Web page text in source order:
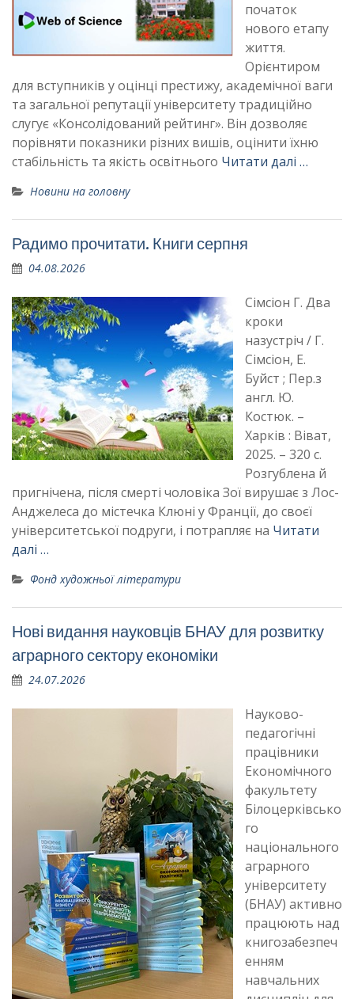
початок
нового етапу
життя.
Орієнтиром
для вступників у оцінці престижу, академічної ваги
та загальної репутації університету традиційно
слугує «Консолідований рейтинг». Він дозволяє
порівняти показники різних вишів, оцінити їхню
стабільність та якість освітнього Читати далі …
Новини на головну
Радимо прочитати. Книги серпня
04.08.2026
Сімсіон Г. Два
кроки
назустріч / Г.
Сімсіон, Е.
Буйст ; Пер.з
англ. Ю.
Костюк. –
Харків : Віват,
2025. – 320 с.
Розгублена й
пригнічена, після смерті чоловіка Зої вирушає з Лос-
Анджелеса до містечка Клюні у Франції, до своєї
університетської подруги, і потрапляє на Читати
далі …
Фонд художньої літератури
Нові видання науковців БНАУ для розвитку
аграрного сектору економіки
24.07.2026
Науково-
педагогічні
працівники
Економічного
факультету
Білоцерківсько
го
національного
аграрного
університету
(БНАУ) активно
працюють над
книгозабезпеч
енням
навчальних